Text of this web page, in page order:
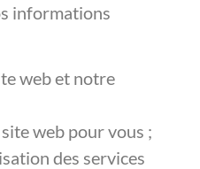
informations
web et notre
web pour vous ;
des services